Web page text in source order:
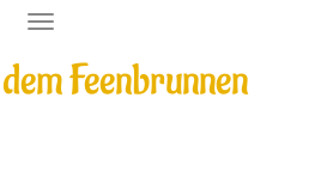
Feenbrunnen
T
G